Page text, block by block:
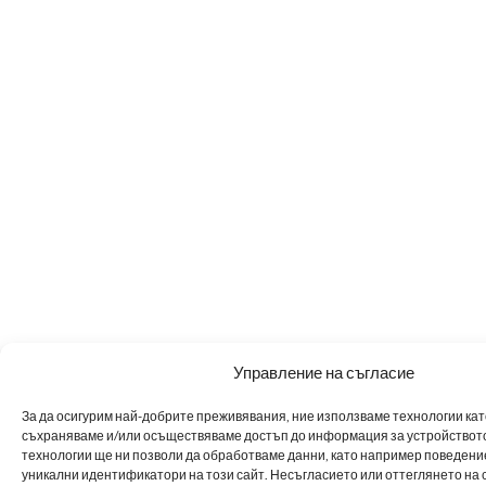
Управление на съгласие
За да осигурим най-добрите преживявания, ние използваме технологии
съхраняваме и/или осъществяваме достъп до информация за
технологии ще ни позволи да обработваме данни, като например
уникални идентификатори на този сайт. Несъгласието или оттеглянето на